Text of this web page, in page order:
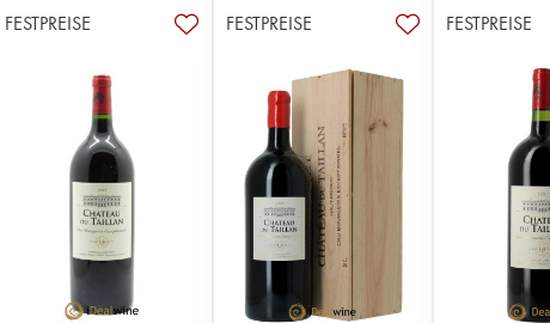
FESTPREISE FESTPREISE FESTPREISE